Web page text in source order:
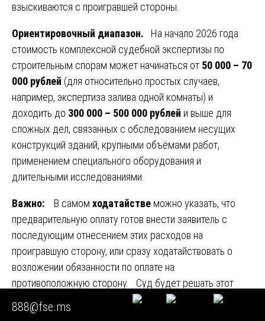
взыскиваются с проигравшей стороны.
Ориентировочный диапазон.
На начало 2026 года
стоимость комплексной судебной экспертизы по
строительным спорам может начинаться от 50 000 – 70
000 рублей (для относительно простых случаев,
например, экспертиза залива одной комнаты) и
доходить до 300 000 – 500 000 рублей и выше для
сложных дел, связанных с обследованием несущих
конструкций зданий, крупными объёмами работ,
применением специального оборудования и
длительными исследованиями.
Важно: В самом ходатайстве можно указать, что
предварительную оплату готов внести заявитель с
последующим отнесением этих расходов на
проигравшую сторону, или сразу ходатайствовать о
возложении обязанности по оплате на
противоположную сторону. Суд будет решать этот
вопрос исходя из обстоятельств дела и материального
положения сторон.
888@fse.ms